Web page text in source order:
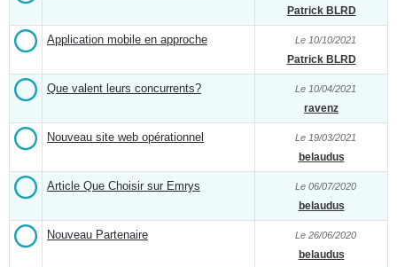
Patrick BLRD
Application mobile en approche Le 10/10/2021
Patrick BLRD
Que valent leurs concurrents? Le 10/04/2021
ravenz
Nouveau site web opérationnel Le 19/03/2021
belaudus
Article Que Choisir sur Emrys Le 06/07/2020
belaudus
Nouveau Partenaire Le 26/06/2020
belaudus